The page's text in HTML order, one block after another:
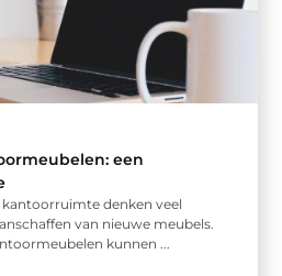
een
denken veel
van nieuwe meubels.
kunnen ...